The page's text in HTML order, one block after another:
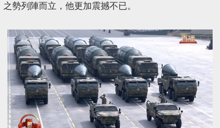
之勢列陣而立，他更加震撼不已。